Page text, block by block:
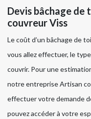
Devis bâchage
couvreur Viss
Le coût d’un bâchage de
vous allez effectuer, le
couvrir. Pour une
notre entreprise Artisan
effectuer votre demande
pouvez accéder à votre